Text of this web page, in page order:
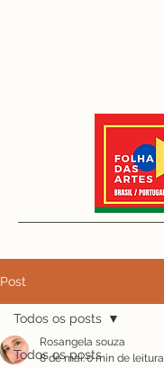
Post
Todos os posts
Todos os posts
Rosangela souza
8 de mai.0 min de leitura